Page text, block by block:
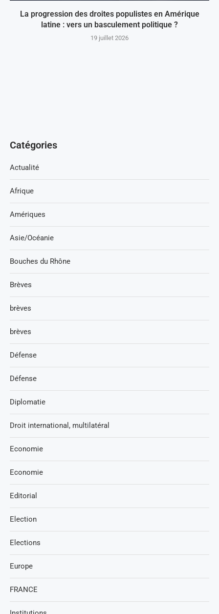
La progression des droites populistes en Amérique
latine : vers un basculement politique ?
19 juillet 2026
Catégories
Actualité
Afrique
Amériques
Asie/Océanie
Bouches du Rhône
Brèves
brèves
brèves
Défense
Défense
Diplomatie
Droit international, multilatéral
Economie
Economie
Editorial
Election
Elections
Europe
FRANCE